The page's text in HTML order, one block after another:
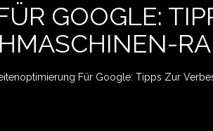
GOOGLE:
Für Google: Tipps Zur